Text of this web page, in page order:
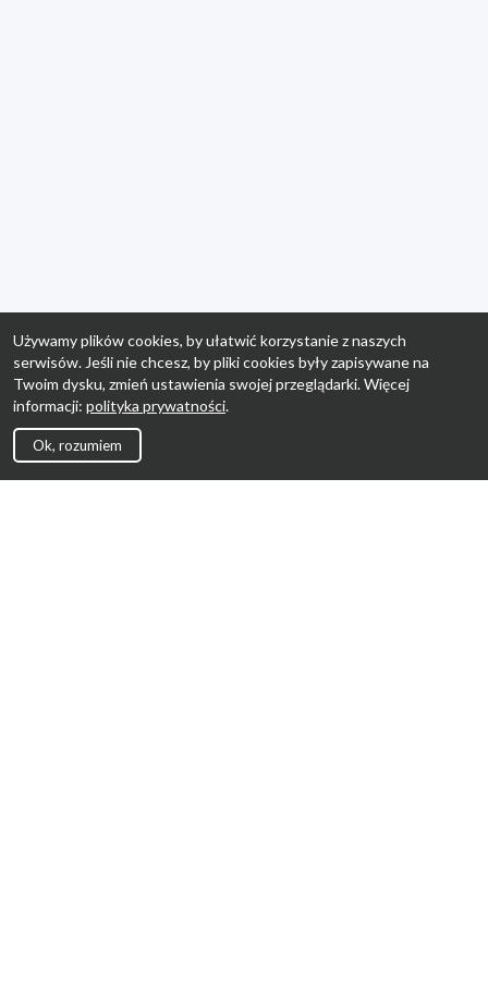
Używamy plików cookies, by ułatwić korzystanie z naszych
serwisów. Jeśli nie chcesz, by pliki cookies były zapisywane na
Twoim dysku, zmień ustawienia swojej przeglądarki. Więcej
informacji: polityka prywatności.
Ok, rozumiem